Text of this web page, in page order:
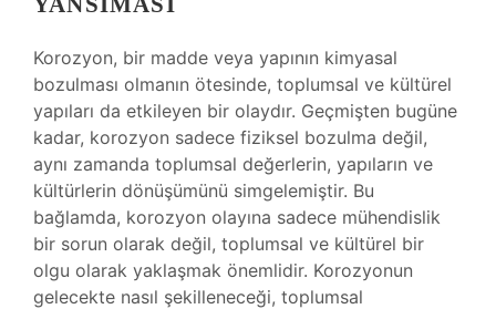
Korozyon, bir madde veya yapının kimyasal
bozulması olmanın ötesinde, toplumsal ve kültürel
yapıları da etkileyen bir olaydır. Geçmişten bugüne
kadar, korozyon sadece fiziksel bozulma değil,
aynı zamanda toplumsal değerlerin, yapıların ve
kültürlerin dönüşümünü simgelemiştir. Bu
bağlamda, korozyon olayına sadece mühendislik
bir sorun olarak değil, toplumsal ve kültürel bir
olgu olarak yaklaşmak önemlidir. Korozyonun
gelecekte nasıl şekilleneceği, toplumsal